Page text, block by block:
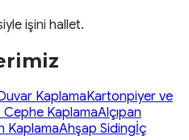
işini hallet.
KaplamaKartonpiyer ve
Cephe KaplamaAlçıpan
KaplamaAhşap Sidingİç